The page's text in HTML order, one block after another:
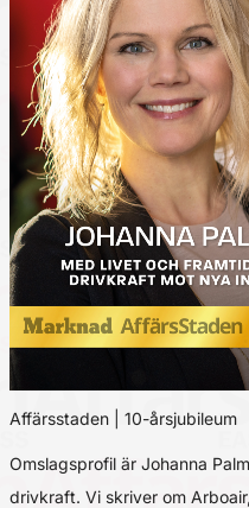
Affärsstaden | 10-årsjubileum
Omslagsprofil är Johanna
drivkraft. Vi skriver om